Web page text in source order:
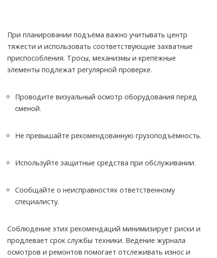
При планировании подъёма важно учитывать центр
тяжести и использовать соответствующие захватные
приспособления. Тросы, механизмы и крепёжные
элементы подлежат регулярной проверке.
Проводите визуальный осмотр оборудования перед
сменой.
Не превышайте рекомендованную грузоподъёмность.
Используйте защитные средства при обслуживании.
Сообщайте о неисправностях ответственному
специалисту.
Соблюдение этих рекомендаций минимизирует риски и
продлевает срок службы техники. Ведение журнала
осмотров и ремонтов помогает отслеживать износ и